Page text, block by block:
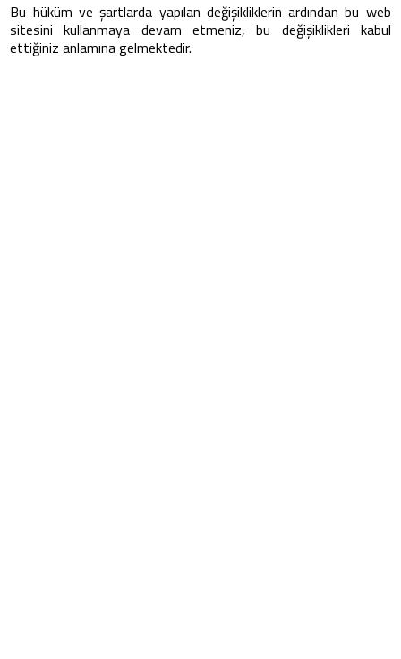
Bu hüküm ve şartlarda yapılan değişikliklerin ardından bu web
sitesini kullanmaya devam etmeniz, bu değişiklikleri kabul
ettiğiniz anlamına gelmektedir.